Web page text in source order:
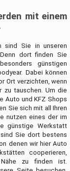
mit einem
sind Sie in unseren
dort finden Sie
günstigen
Dabei können
Ort verzichten, wenn
zu tauschen. Um die
Auto und KFZ Shops
Sie sich mit all Ihren
nutzen eines der im
günstige Werkstatt
Sie dort bestens
denen wir hier Auto
cooperieren,
zu finden ist.